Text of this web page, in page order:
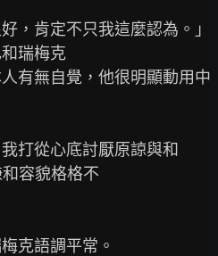
，肯定不只我這麼認為。」
瑞梅克
有無自覺，他很明顯動用中
打從心底討厭原諒與和
容貌格格不
克語調平常。